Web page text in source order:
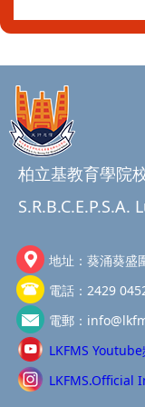
柏立基教育學院
地址： 葵涌葵盛
電話： 2429
電郵：
LKFMS Youtube
LKFMS.Official